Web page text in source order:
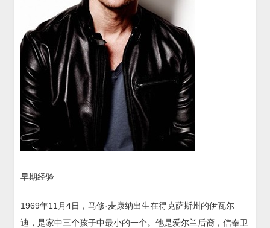
早期经验
1969年11月4日，马修·麦康纳出生在得克萨斯州的伊瓦尔
迪，是家中三个孩子中最小的一个。他是爱尔兰后裔，信奉卫